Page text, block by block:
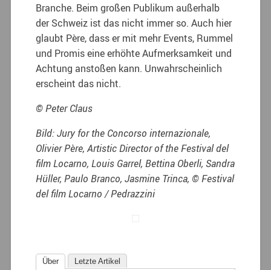
Branche. Beim großen Publikum außerhalb
der Schweiz ist das nicht immer so. Auch hier
glaubt Père, dass er mit mehr Events, Rummel
und Promis eine erhöhte Aufmerksamkeit und
Achtung anstoßen kann. Unwahrscheinlich
erscheint das nicht.
© Peter Claus
Bild: Jury for the Concorso internazionale,
Olivier Père, Artistic Director of the Festival del
film Locarno, Louis Garrel, Bettina Oberli, Sandra
Hüller, Paulo Branco, Jasmine Trinca, © Festival
del film Locarno / Pedrazzini
Über Letzte Artikel